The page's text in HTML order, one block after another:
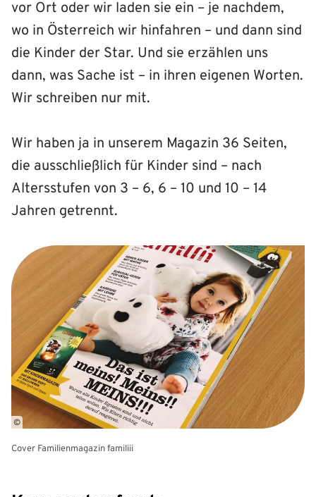
vor Ort oder wir laden sie ein – je nachdem,
wo in Österreich wir hinfahren – und dann sind
die Kinder der Star. Und sie erzählen uns
dann, was Sache ist – in ihren eigenen Worten.
Wir schreiben nur mit.
Wir haben ja in unserem Magazin 36 Seiten,
die ausschließlich für Kinder sind – nach
Altersstufen von 3 – 6, 6 – 10 und 10 – 14
Jahren getrennt.
©
Cover Familienmagazin familiii